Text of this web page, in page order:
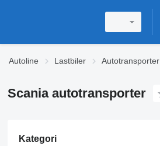
Autoline Lastbiler Autotransporter
Scania autotransporter
Kategori